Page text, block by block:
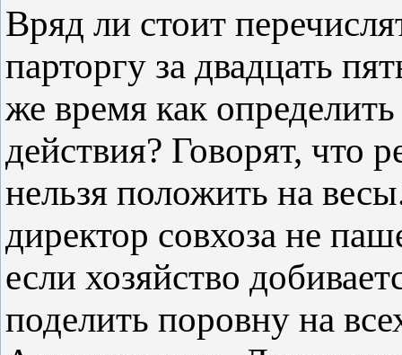
Вряд ли стоит
парторгу за двадцать
же время как
действия? Говорят, что
нельзя положить на
директор совхоза не
если хозяйство
поделить поровну на